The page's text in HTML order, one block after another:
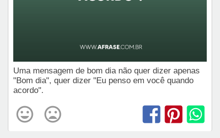
Uma mensagem de bom dia não quer dizer apenas
"Bom dia", quer dizer "Eu penso em você quando
acordo".